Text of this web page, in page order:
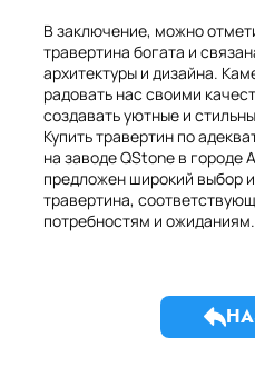
В заключение, можно
травертина богата и
архитектуры и дизайна.
радовать нас своими
создавать уютные и
Купить травертин по
на заводе QStone в городе
предложен широкий выбор
травертина,
потребностям и ожиданиям.